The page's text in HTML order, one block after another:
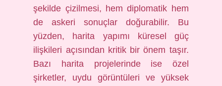
şekilde çizilmesi, hem diplomatik hem
de askeri sonuçlar doğurabilir. Bu
yüzden, harita yapımı küresel güç
ilişkileri açısından kritik bir önem taşır.
Bazı harita projelerinde ise özel
şirketler, uydu görüntüleri ve yüksek